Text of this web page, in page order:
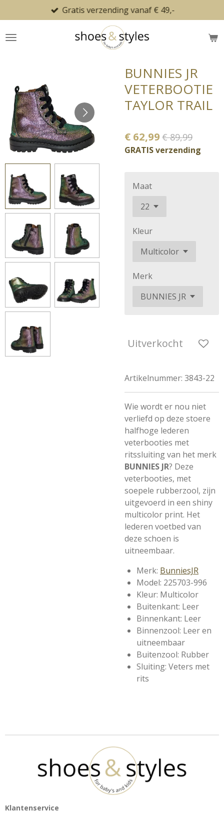
direct
naar
Gratis verzending vanaf € 49,-
BUNNIES JR
VETERBOOTIE
TAYLOR TRAIL
€ 62,99 € 89,99
GRATIS verzending
Maat
Kleur
Merk
Uitverkocht
Artikelnummer: 3843-22
Wie wordt er nou niet
verliefd op deze stoere
halfhoge lederen
veterbooties met
ritssluiting van het merk
BUNNIES JR? Deze
veterbooties, met
soepele rubberzool, zijn
uitgevoerd in een shiny
multicolor print. Het
lederen voetbed van
deze schoen is
uitneembaar.
Merk: BunniesJR
Model: 225703-996
Kleur: Multicolor
Buitenkant: Leer
Binnenkant: Leer
Binnenzool: Leer en
uitneembaar
Buitenzool: Rubber
Sluiting: Veters met
rits
Klantenservice